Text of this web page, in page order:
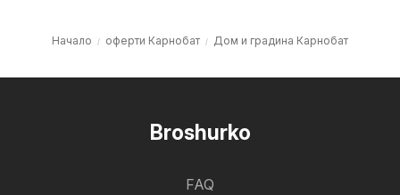
Начало оферти Карнобат Дом и градина Карнобат
Broshurko
FAQ